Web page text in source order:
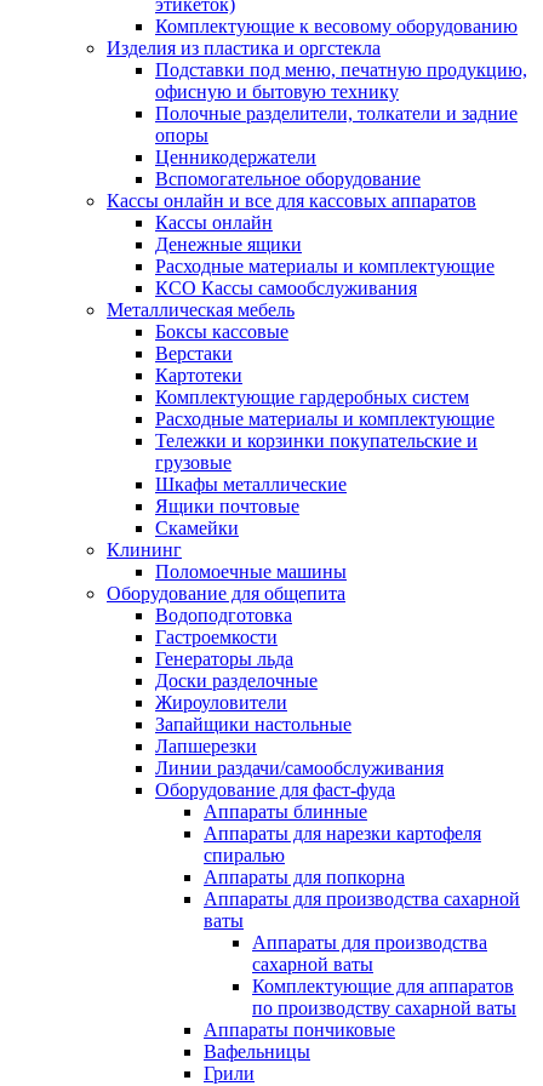
этикеток)
Комплектующие к весовому оборудованию
Изделия из пластика и оргстекла
Подставки под меню, печатную продукцию,
офисную и бытовую технику
Полочные разделители, толкатели и задние
опоры
Ценникодержатели
Вспомогательное оборудование
Кассы онлайн и все для кассовых аппаратов
Кассы онлайн
Денежные ящики
Расходные материалы и комплектующие
КСО Кассы самообслуживания
Металлическая мебель
Боксы кассовые
Верстаки
Картотеки
Комплектующие гардеробных систем
Расходные материалы и комплектующие
Тележки и корзинки покупательские и
грузовые
Шкафы металлические
Ящики почтовые
Скамейки
Клининг
Поломоечные машины
Оборудование для общепита
Водоподготовка
Гастроемкости
Генераторы льда
Доски разделочные
Жироуловители
Запайщики настольные
Лапшерезки
Линии раздачи/самообслуживания
Оборудование для фаст-фуда
Аппараты блинные
Аппараты для нарезки картофеля
спиралью
Аппараты для попкорна
Аппараты для производства сахарной
ваты
Аппараты для производства
сахарной ваты
Комплектующие для аппаратов
по производству сахарной ваты
Аппараты пончиковые
Вафельницы
Грили